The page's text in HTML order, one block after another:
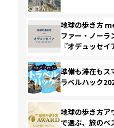
地球の歩き方
ファー・ノーラ
『オデュッセイ
準備も滞在も
ラベルハック
地球の歩き方
で選ぶ、旅のベ